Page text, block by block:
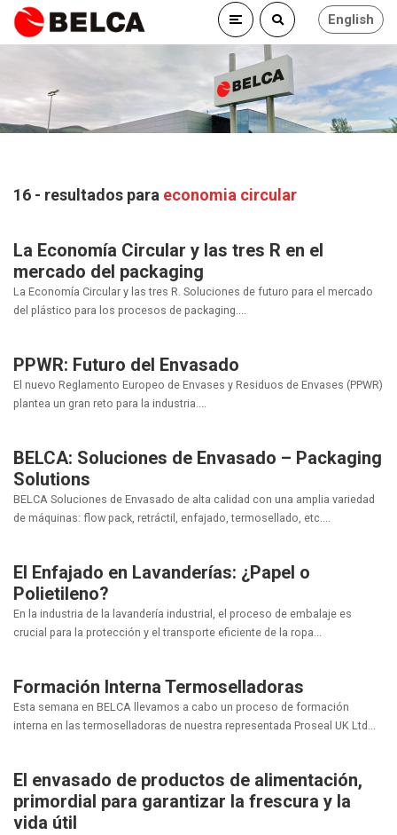
English
16 - resultados para economia circular
La Economía Circular y las tres R en el
mercado del packaging
La Economía Circular y las tres R. Soluciones de futuro para el mercado
del plástico para los procesos de packaging....
PPWR: Futuro del Envasado
El nuevo Reglamento Europeo de Envases y Residuos de Envases (PPWR)
plantea un gran reto para la industria....
BELCA: Soluciones de Envasado – Packaging
Solutions
BELCA Soluciones de Envasado de alta calidad con una amplia variedad
de máquinas: flow pack, retráctil, enfajado, termosellado, etc....
El Enfajado en Lavanderías: ¿Papel o
Polietileno?
En la industria de la lavandería industrial, el proceso de embalaje es
crucial para la protección y el transporte eficiente de la ropa...
Formación Interna Termoselladoras
Esta semana en BELCA llevamos a cabo un proceso de formación
interna en las termoselladoras de nuestra representada Proseal UK Ltd...
El envasado de productos de alimentación,
primordial para garantizar la frescura y la
vida útil